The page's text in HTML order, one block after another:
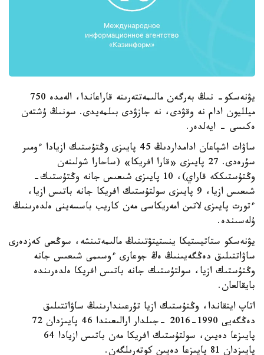
يۋنەسكو- نىڭ بەرگەن مالىمەتتەرىنە قاراعاندا، الەمدە 750
ميلليون ادام نە وقۋدى، نە جازۋدى بىلمەيدى. سونىڭ ۇشتەن
ەكىسى - ايەلدەر.
ساۋات اشپاعان ادامداردىڭ 45 پايىزى وڭتۇستىك ازيادا ءومىر
سۇرەدى. 27 پايىزى «قارا افريكا» (ساحارا شولىنەن
وڭتۇستىككە قاراي)، 10 پايىزى شىعىس جانە وڭتۇستىك-
شىعىس ازيا، 9 پايىزى سولتۇستىك افريكا جانە باتىس ازيا،
ءتورت پايىزى لاتىن امەريكاسى مەن كاريب باسسەينى ەلدەرىنىڭ
ۇلەسىندە.
يۋنەسكو ستاتيستيكا ينستيتۋتىنىڭ مالىمەتىنشە، سوڭعى كەزدەرى
ساۋاتتىلىق دەڭگەيىنىڭ ەڭ جوعارى ءوسىمى شىعىس جانە
وڭتۇستىك ازيا، سولتۇستىك جانە باتىس افريكا ەلدەرىندە
بايقالعان.
اتاپ ايتقاندا، وڭتۇستىك ازيا تۇرعىندارىنىڭ ساۋاتتىلىق
دەڭگەيى 1990-2016 -جىلدار ارالىعىندا 46 پايىزدان 72
پايىزعا دەيىن، سولتۇستىك افريكا مەن باتىس ازيادا 64
پايىزدان 81 پايىزعا دەيىن كوتەرىلگەن.